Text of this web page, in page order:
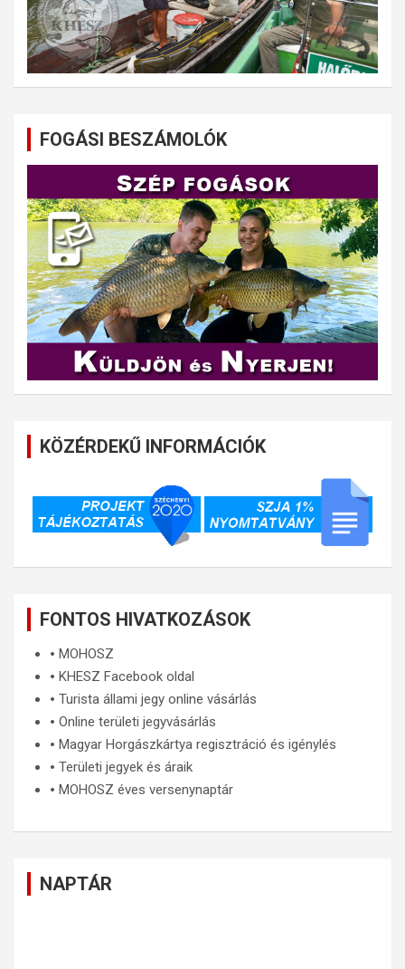
FOGÁSI BESZÁMOLÓK
KÖZÉRDEKŰ INFORMÁCIÓK
FONTOS HIVATKOZÁSOK
🞄 MOHOSZ
🞄 KHESZ Facebook oldal
🞄 Turista állami jegy online vásárlás
🞄 Online területi jegyvásárlás
🞄 Magyar Horgászkártya regisztráció és igénylés
🞄 Területi jegyek és áraik
🞄 MOHOSZ éves versenynaptár
NAPTÁR